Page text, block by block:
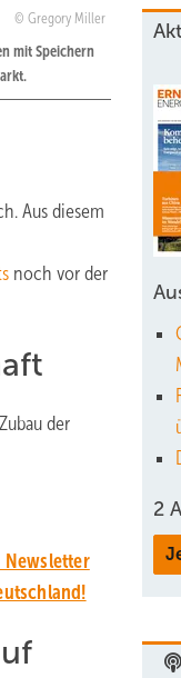
Gregory Miller
mit Speichern
Aus diesem
noch vor der
der
Newsletter
2